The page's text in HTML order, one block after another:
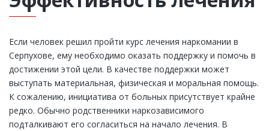
Если человек решил пройти курс лечения наркомании в
Серпухове, ему необходимо оказать поддержку и помочь в
достижении этой цели. В качестве поддержки может
выступать материальная, физическая и моральная помощь.
К сожалению, инициатива от больных присутствует крайне
редко. Обычно родственники наркозависимого
подталкивают его согласиться на начало лечения. В